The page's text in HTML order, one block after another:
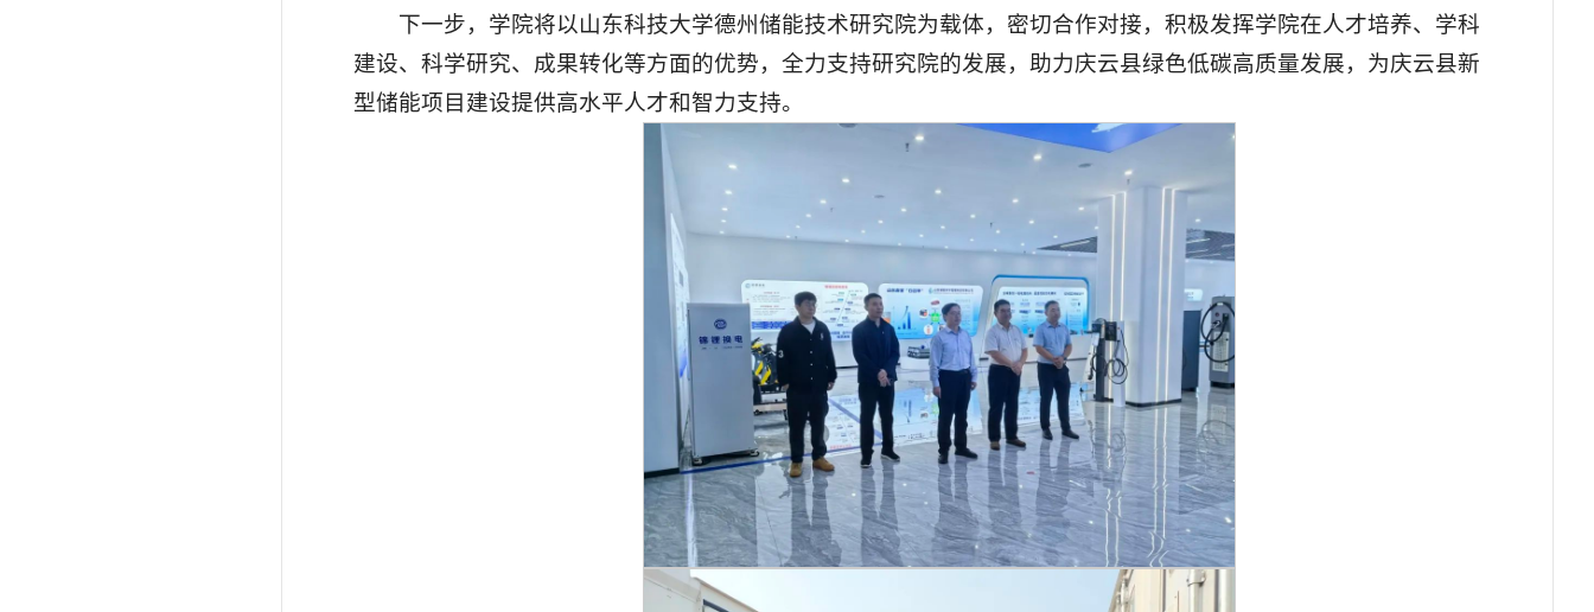
下一步，学院将以山东科技大学德州储能技术研究院为载体，密切合作对接，积极发挥学院在人才培养、学科
建设、科学研究、成果转化等方面的优势，全力支持研究院的发展，助力庆云县绿色低碳高质量发展，为庆云县新
型储能项目建设提供高水平人才和智力支持。